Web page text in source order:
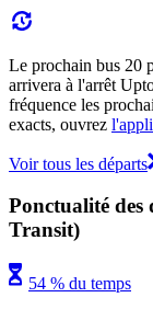
Le prochain bus 20
arrivera à l'arrêt
fréquence les
exacts, ouvrez
Voir tous les départs
Ponctualité
Transit)
54 % du temps